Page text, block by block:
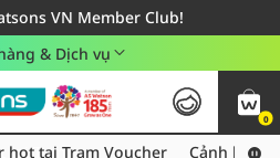
VN Member Club!
cho đơn hàng từ 249,000Đ
Áp dụng khu vực TP. Hồ Chí Minh
& Dịch vụ
0
Thu thập thêm voucher hot tại Trạm Voucher
hot tại Trạm Voucher Cảnh báo